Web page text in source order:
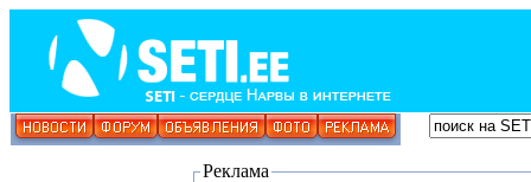
Реклама